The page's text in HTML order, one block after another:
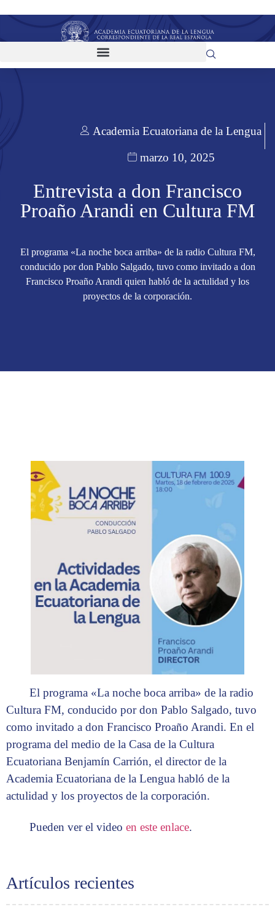
Academia Ecuatoriana de la Lengua
marzo 10, 2025
Entrevista a don Francisco
Proaño Arandi en Cultura FM
El programa «La noche boca arriba» de la radio Cultura FM,
conducido por don Pablo Salgado, tuvo como invitado a don
Francisco Proaño Arandi quien habló de la actulidad y los
proyectos de la corporación.
Artículos recientes
El programa «La noche boca arriba» de la radio
Cultura FM, conducido por don Pablo Salgado, tuvo
como invitado a don Francisco Proaño Arandi. En el
programa del medio de la Casa de la Cultura
Ecuatoriana Benjamín Carrión, el director de la
Academia Ecuatoriana de la Lengua habló de la
actulidad y los proyectos de la corporación.
Pueden ver el videoen este enlace.